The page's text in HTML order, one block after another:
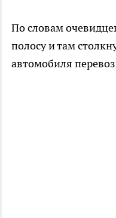
По словам
полосу и там
автомобиля